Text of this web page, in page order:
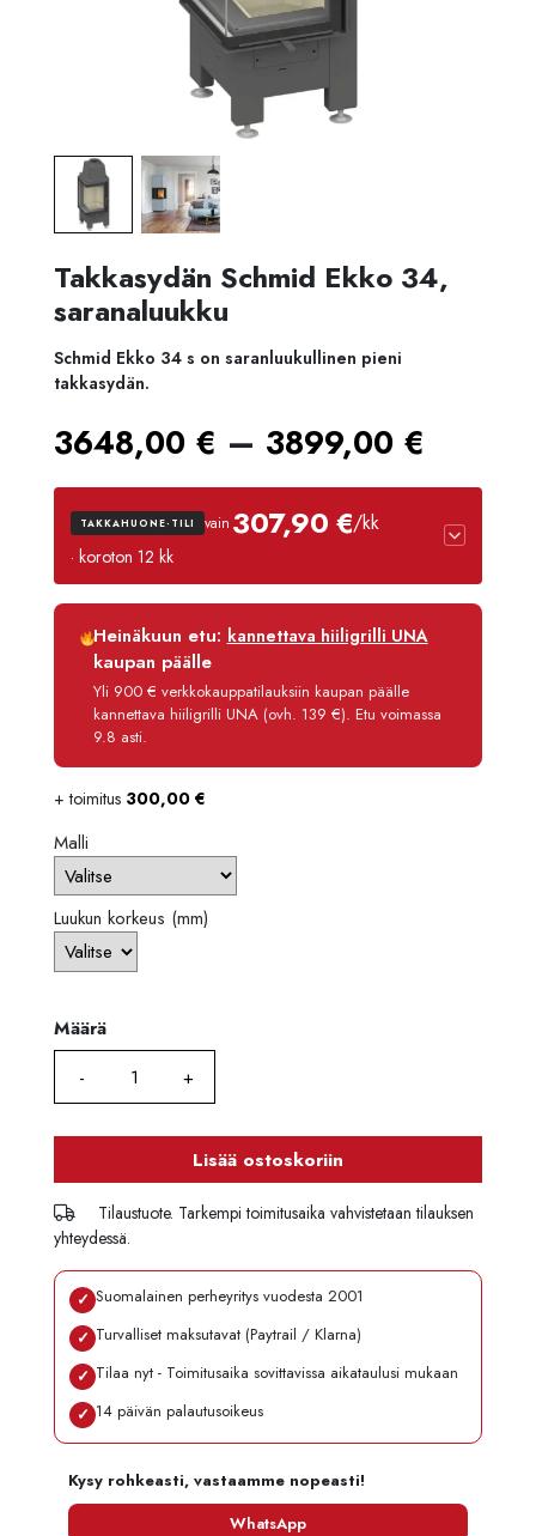
Takkasydän Schmid Ekko 34,
saranaluukku
Schmid Ekko 34 s on saranluukullinen pieni
takkasydän.
3648,00 € – 3899,00 €
TAKKAHUONE-TILI vain 307,90 €/kk
· koroton 12 kk
Luottoaika
12 kk
Korko
Käsittelymaksu
3,90 €/kk
Maksettava yhteensä
3 694,80 €
Heinäkuun etu: kannettava hiiligrilli UNA
kaupan päälle
Yli 900 € verkkokauppatilauksiin kaupan päälle
kannettava hiiligrilli UNA (ovh. 139 €). Etu voimassa
9.8 asti.
+ toimitus 300,00 €
Malli
Luukun korkeus (mm)
Määrä
Määrä
Lisää ostoskoriin
Tilaustuote. Tarkempi toimitusaika vahvistetaan tilauksen
yhteydessä.
✓ Suomalainen perheyritys vuodesta 2001
✓ Turvalliset maksutavat (Paytrail / Klarna)
✓ Tilaa nyt - Toimitusaika sovittavissa aikataulusi mukaan
✓ 14 päivän palautusoikeus
Kysy rohkeasti, vastaamme nopeasti!
WhatsApp